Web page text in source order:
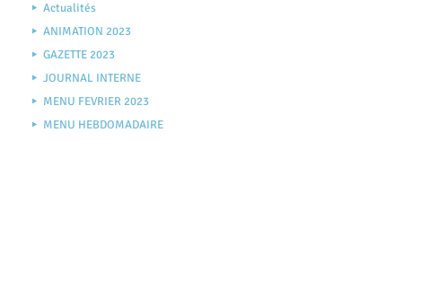
Actualités
ANIMATION 2023
GAZETTE 2023
JOURNAL INTERNE
MENU FEVRIER 2023
MENU HEBDOMADAIRE